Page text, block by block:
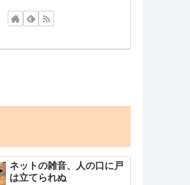
ネットの雑音、人の口に戸
は立てられぬ